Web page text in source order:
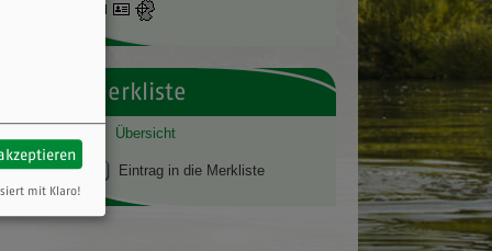
vCard
Merkliste
Übersicht
Eintrag in die Merkliste
mit Klaro!